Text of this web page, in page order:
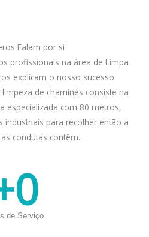
Falam por si
profissionais na área de Limpa
explicam o nosso sucesso.
de chaminés consiste na
especializada com 80 metros,
industriais para recolher então a
condutas contêm.
de Serviço
0